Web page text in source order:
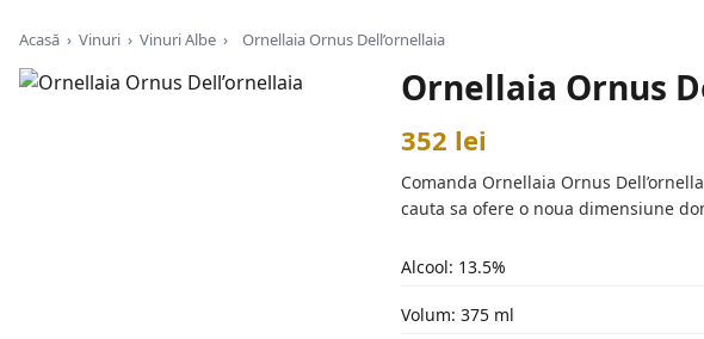
Acasă › Vinuri › Vinuri Albe › Ornellaia Ornus Dell’ornellaia
Ornellaia Ornus
352 lei
Comanda Ornellaia Ornus
cauta sa ofere o noua dimensiune
Alcool: 13.5%
Volum: 375 ml